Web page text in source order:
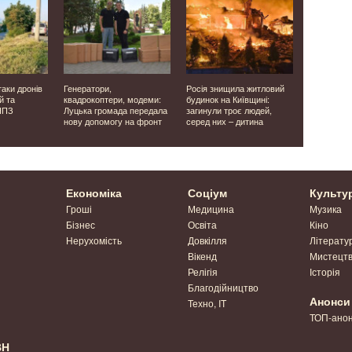
дронів
та
Генератори,
квадрокоптери, модеми:
Луцька громада передала
нову допомогу на фронт
Росія знищила житловий
будинок на Київщині:
загинули троє людей,
серед них – дитина
Економіка
Гроші
Бізнес
Нерухомість
Соціум
Медицина
Освіта
Довкілля
Вікенд
Релігія
Благодійництво
Техно, IT
Музика
Кіно
Історія
Анонси
ТОП-